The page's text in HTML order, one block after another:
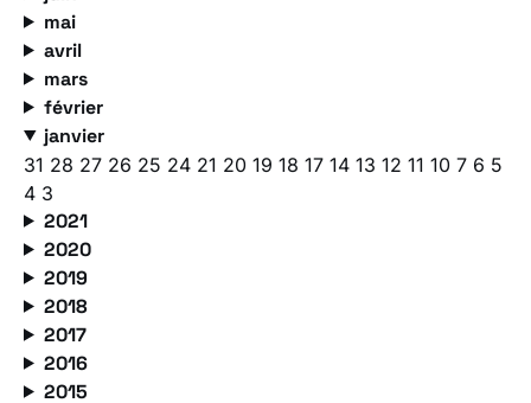
mai
avril
mars
février
janvier
31 28 27 26 25 24 21 20 19 18 17 14 13 12 11 10 7 6 5
4 3
2021
2020
2019
2018
2017
2016
2015